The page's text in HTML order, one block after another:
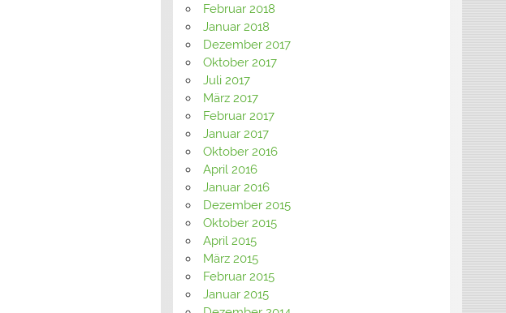
Februar 2018
Januar 2018
Dezember 2017
Oktober 2017
Juli 2017
März 2017
Februar 2017
Januar 2017
Oktober 2016
April 2016
Januar 2016
Dezember 2015
Oktober 2015
April 2015
März 2015
Februar 2015
Januar 2015